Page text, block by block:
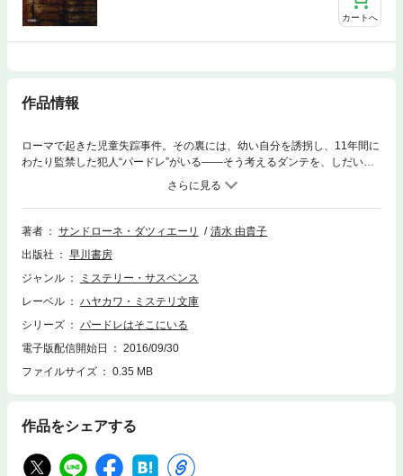
カートへ
作品情報
ローマで起きた児童失踪事件。その裏には、幼い自分を誘拐し、11年間に
わたり監禁した犯人“パードレ”がいる――そう考えるダンテを、しだいに
信じるようになったコロンバ。しかし味方のはずの警察は、型破りなふた
りに疑いの眼差しを向ける。孤立無援のふたりは、独自に過去の事件を洗
いなおす。わずかな証拠をたどった先で待っていたものとは？ 緻密なプ
ロットと息詰まる展開。イタリアのベストセラー・サスペンス！
著者 サンドローネ・ダツィエーリ
清水 由貴子
出版社
早川書房
ジャンル
ミステリー・サスペンス
レーベル
ハヤカワ・ミステリ文庫
シリーズ
パードレはそこにいる
電子版配信開始日
2016/09/30
ファイルサイズ
0.35 MB
作品をシェアする